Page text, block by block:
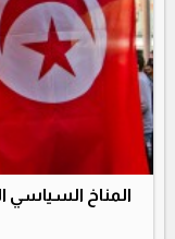
المناخ